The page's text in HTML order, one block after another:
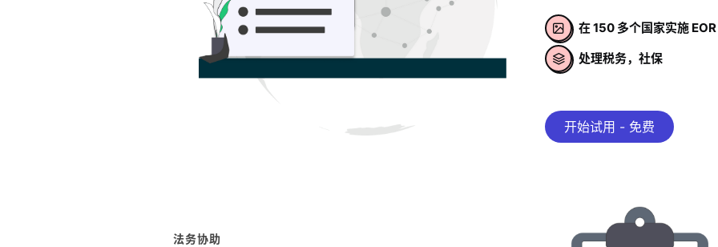
 在 150 多个国家实施 EOR
 处理税务，社保
开始试用 - 免费
法务协助